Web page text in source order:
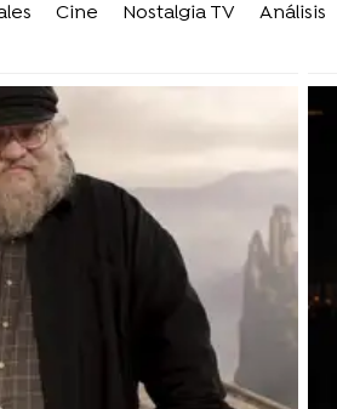
Cine Nostalgia TV Análisis